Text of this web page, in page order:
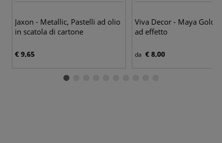
Jaxon - Metallic, Pastelli ad olio
in scatola di cartone
€ 9,65
Viva Decor - Maya Gold,
ad effetto
da € 8,00